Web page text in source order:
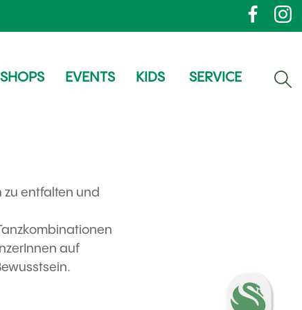
SHOPS EVENTS KIDS SERVICE
zu entfalten und
auf